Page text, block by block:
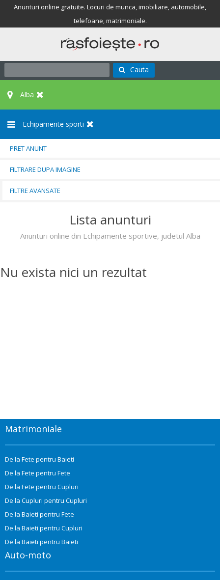
Anunturi online gratuite. Locuri de munca, imobiliare, automobile,
telefoane, matrimoniale.
Cauta
Alba
Echipamente sporti
PRET ANUNT
FILTRARE DUPA IMAGINE
FILTRE AVANSATE
Lista anunturi
Anunturi online din Echipamente sportive, judetul Alba
Nu exista nici un rezultat
Matrimoniale
De la Fete pentru Baieti
De la Fete pentru Fete
De la Fete pentru Cupluri
De la Cupluri pentru Cupluri
De la Baieti pentru Fete
De la Baieti pentru Cupluri
De la Baieti pentru Baieti
Auto-moto